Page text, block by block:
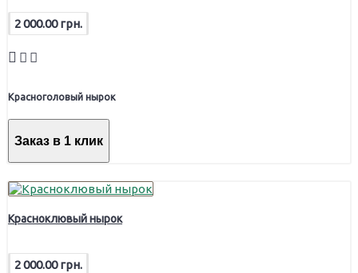
2 000.00 грн.
Красноголовый нырок
Заказ в 1 клик
Красноклювый нырок
2 000.00 грн.